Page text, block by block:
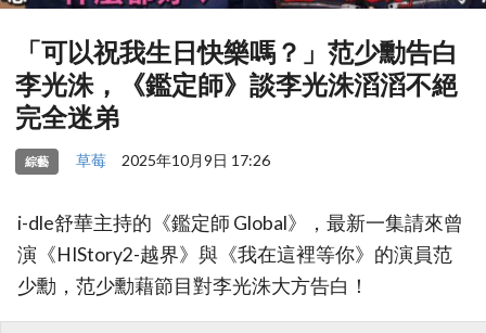
「可以祝我生日快樂嗎？」范少勳告白
李光洙，《鑑定師》談李光洙滔滔不絕
完全迷弟
綜藝 草莓 2025年10月9日 17:26
i-dle舒華主持的《鑑定師 Global》，最新一集請來曾
演《HIStory2-越界》與《我在這裡等你》的演員范
少勳，范少勳藉節目對李光洙大方告白！